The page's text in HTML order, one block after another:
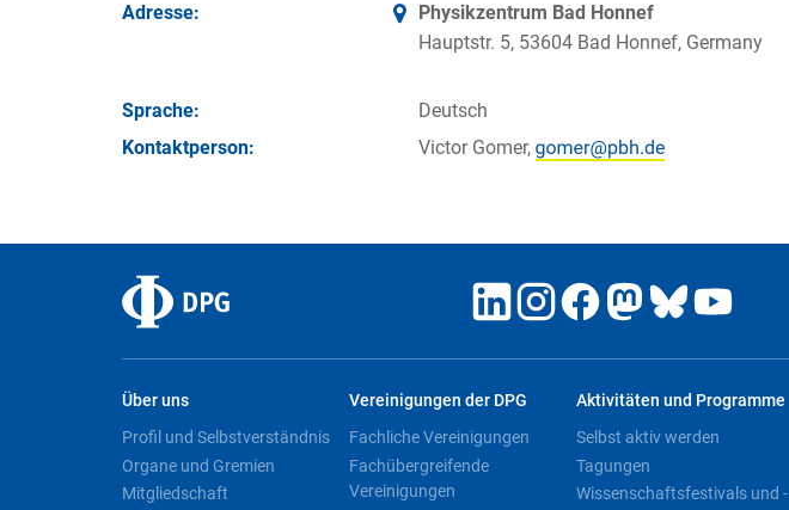
Adresse:
Physikzentrum Bad Honnef
Hauptstr. 5, 53604 Bad Honnef, Germany
Sprache:
Deutsch
Kontakt­person:
Victor Gomer,
Über uns
Profil und Selbstverständnis
Organe und Gremien
Mitgliedschaft
Vereinigungen der DPG
Fachliche Vereinigungen
Fachübergreifende
Vereinigungen
Aktivitäten und Programme
Selbst aktiv werden
Tagungen
Wissenschaftsfestivals und -